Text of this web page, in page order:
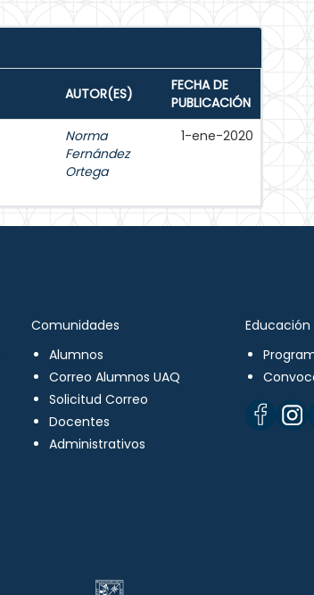
AUTOR(ES)
FECHA DE
PUBLICACIÓN
Norma
Fernández
Ortega
1-ene-2020
Comunidades
Alumnos
Correo Alumnos UAQ
Solicitud Correo
Docentes
Administrativos